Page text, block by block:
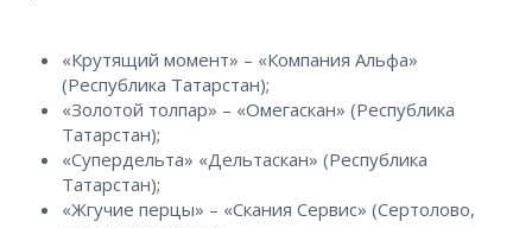
«Крутящий момент» – «Компания Альфа»
(Республика Татарстан);
«Золотой толпар» – «Омегаскан» (Республика
Татарстан);
«Супердельта» «Дельтаскан» (Республика
Татарстан);
«Жгучие перцы» – «Скания Сервис» (Сертолово,